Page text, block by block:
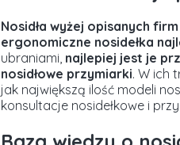
Nosidła wyżej opisanych
ergonomiczne nosidełka
ubraniami, najlepiej jest je
nosidłowe przymiarki. W ich
jak największą ilość modeli
konsultacje nosidełkowe i